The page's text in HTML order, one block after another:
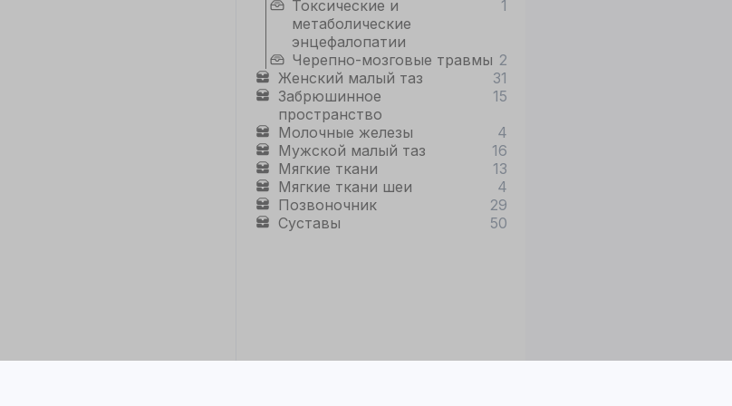
Токсические и
метаболические
энцефалопатии
1
Черепно-мозговые травмы 2
Женский малый таз
31
Забрюшинное
пространство
15
Молочные железы
4
Мужской малый таз
16
Мягкие ткани
13
Мягкие ткани шеи
4
Позвоночник
29
Суставы
50